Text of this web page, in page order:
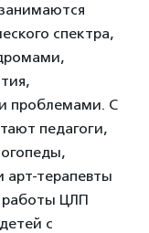
спектра,
проблемами. С
педагоги,
арт-терапевты
работы ЦЛП
с